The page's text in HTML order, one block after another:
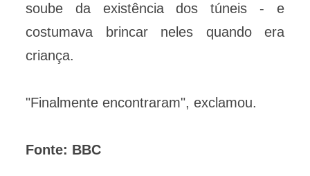
soube da existência dos túneis - e
costumava brincar neles quando era
criança.
"Finalmente encontraram", exclamou.
Fonte: BBC